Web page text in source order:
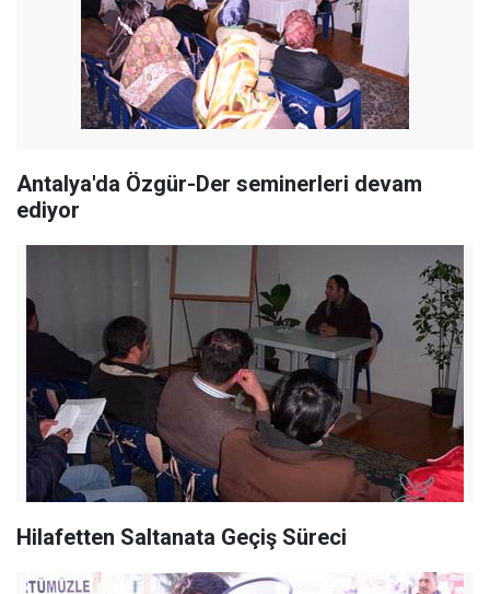
Antalya'da Özgür-Der seminerleri devam
ediyor
Hilafetten Saltanata Geçiş Süreci